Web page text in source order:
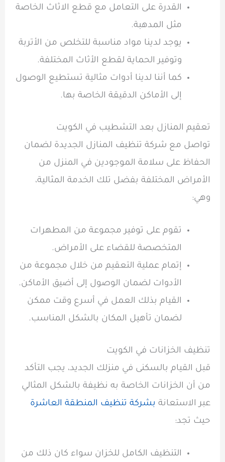
القدرة على التعامل مع قطع الاثاث الخاصة
مثل المدهبة.
يوجد لدينا مواد مناسبة للتخلص من الأتربة
وتوفير الحماية لقطع الأثاث المختلفة.
كما أننا لدينا أدوات مثالية تستطيع الوصول
إلى الأماكن الدقيقة الخاصة بها.
تعقيم المنازل بعد التشطيب في الكويت
تواصل مع شركة تنظيف المنازل الجديدة لضمان
الحفاظ على سلامة الموجودين في المنزل من
الأمراض المختلفة بفضل تلك الخدمة المثالية،
وهي:
تقوم على توفير مجموعة من المطهرات
المتخصصة للقضاء على الأمراض.
إتمام عملية التعقيم من خلال مجموعة من
الأدوات لضمان الوصول إلى أضيق الأماكن.
القيام بذلك العمل في أسرع وقت ممكن
لضمان تأهيل المكان بالشكل المناسب.
تنظيف الخزانات في الكويت
قبل القيام بالسكنى في منزلك الجديد، يجب التأكد
من أن الخزانات الخاصة به نظيفة بالشكل المثالي
عبر الاستعانة بشركة تنظيف المنطقة العاشرة
حيث تجد:
التنظيف الكامل للخزان سواء كان ذلك من